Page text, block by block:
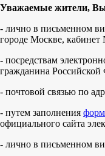
Уважаемые жители, Вы
- лично в письменном
городе Москве, кабинет
- посредствам
гражданина Российской
- почтовой связью по
- путем заполнения
официального сайта
- лично в письменном